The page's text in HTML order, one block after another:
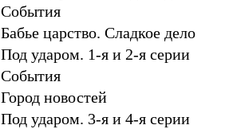
События
Бабье царство. Сладкое дело
Под ударом. 1-я и 2-я серии
События
Город новостей
Под ударом. 3-я и 4-я серии